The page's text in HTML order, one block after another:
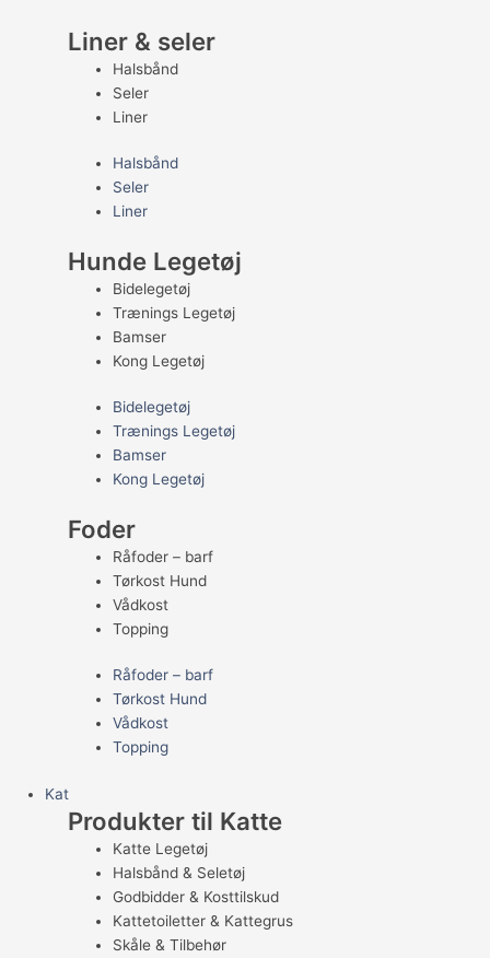
Liner & seler
Halsbånd
Seler
Liner
Halsbånd
Seler
Liner
Hunde Legetøj
Bidelegetøj
Trænings Legetøj
Bamser
Kong Legetøj
Bidelegetøj
Trænings Legetøj
Bamser
Kong Legetøj
Foder
Råfoder – barf
Tørkost Hund
Vådkost
Topping
Råfoder – barf
Tørkost Hund
Vådkost
Topping
Kat
Produkter til Katte
Katte Legetøj
Halsbånd & Seletøj
Godbidder & Kosttilskud
Kattetoiletter & Kattegrus
Skåle & Tilbehør